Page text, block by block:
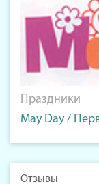
Праздники
May Day /
Отзывы